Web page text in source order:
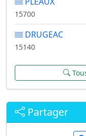
15700
DRUGEAC
15140
Partager